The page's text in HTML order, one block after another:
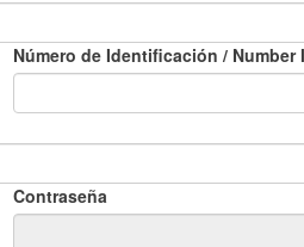
Número de Identificación / Number
Contraseña